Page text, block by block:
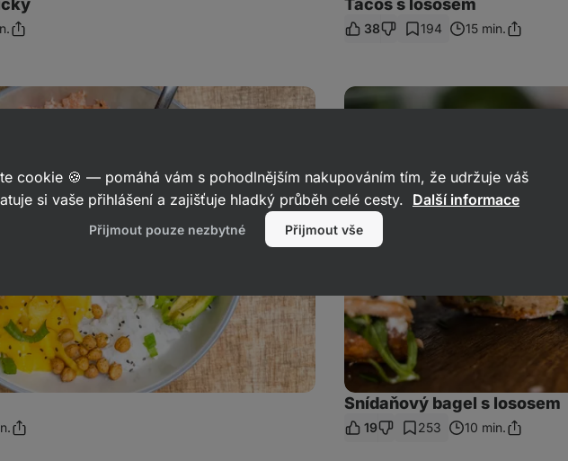
Sdílet
38 194 15 min.Sdílet
Sdílet
Snídaňový
Snídaňový bagel s lososem
19 253 10 min.Sdílet
cookie 🍪 — pomáhá vám s pohodlnějším nakupováním tím, že udržuje váš
si vaše přihlášení a zajišťuje hladký průběh celé cesty. Další informace
Přijmout pouze nezbytné Přijmout vše